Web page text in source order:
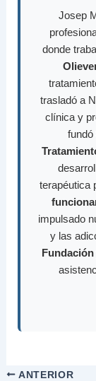
Josep
donde
trasladó a
clínica y
fundó
terapéutica
impulsado
y las
Fundación
ANTERIOR